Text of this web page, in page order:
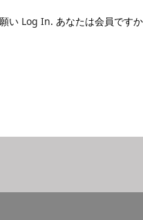
い Log In. あなたは会員です